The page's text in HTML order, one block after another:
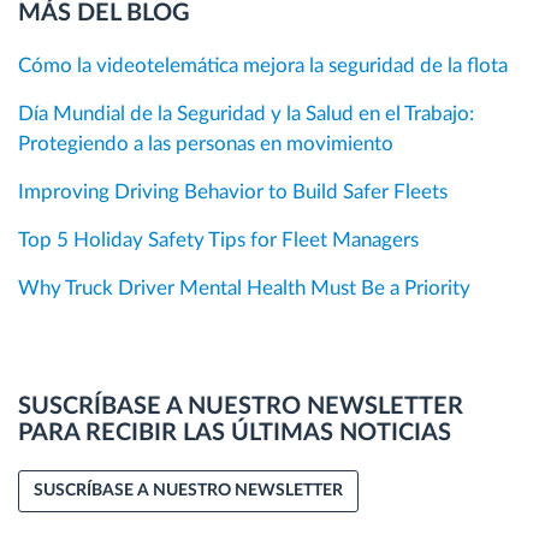
MÁS DEL BLOG
Cómo la videotelemática mejora la seguridad de la flota
Día Mundial de la Seguridad y la Salud en el Trabajo:
Protegiendo a las personas en movimiento
Improving Driving Behavior to Build Safer Fleets
Top 5 Holiday Safety Tips for Fleet Managers
Why Truck Driver Mental Health Must Be a Priority
SUSCRÍBASE A NUESTRO NEWSLETTER
PARA RECIBIR LAS ÚLTIMAS NOTICIAS
SUSCRÍBASE A NUESTRO NEWSLETTER